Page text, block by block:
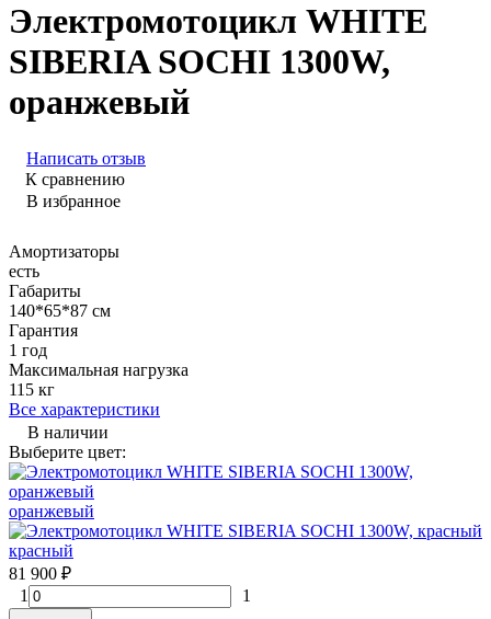
Электромотоцикл WHITE
SIBERIA SOCHI 1300W,
оранжевый
Написать отзыв
К сравнению
В избранное
Амортизаторы
есть
Габариты
140*65*87 см
Гарантия
1 год
Максимальная нагрузка
115 кг
Все характеристики
В наличии
Выберите цвет:
оранжевый
красный
81 900 ₽
1
1